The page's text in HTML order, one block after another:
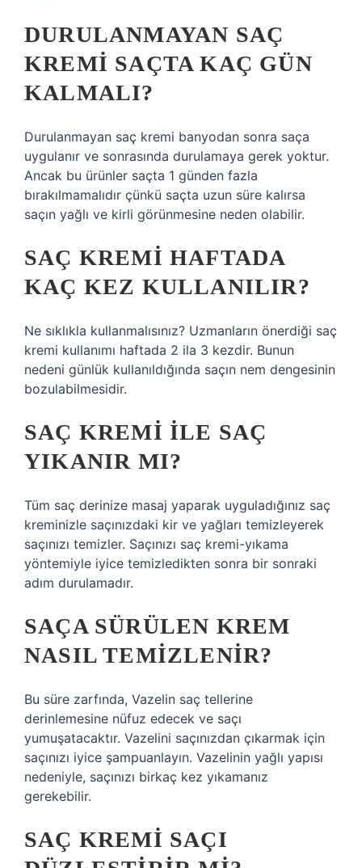
DURULANMAYAN SAÇ
KREMI SAÇTA KAÇ GÜN
KALMALI?
Durulanmayan saç kremi banyodan sonra saça
uygulanır ve sonrasında durulamaya gerek yoktur.
Ancak bu ürünler saçta 1 günden fazla
bırakılmamalıdır çünkü saçta uzun süre kalırsa
saçın yağlı ve kirli görünmesine neden olabilir.
SAÇ KREMI HAFTADA
KAÇ KEZ KULLANILIR?
Ne sıklıkla kullanmalısınız? Uzmanların önerdiği saç
kremi kullanımı haftada 2 ila 3 kezdir. Bunun
nedeni günlük kullanıldığında saçın nem dengesinin
bozulabilmesidir.
SAÇ KREMI ILE SAÇ
YIKANIR MI?
Tüm saç derinize masaj yaparak uyguladığınız saç
kreminizle saçınızdaki kir ve yağları temizleyerek
saçınızı temizler. Saçınızı saç kremi-yıkama
yöntemiyle iyice temizledikten sonra bir sonraki
adım durulamadır.
SAÇA SÜRÜLEN KREM
NASIL TEMIZLENIR?
Bu süre zarfında, Vazelin saç tellerine
derinlemesine nüfuz edecek ve saçı
yumuşatacaktır. Vazelini saçınızdan çıkarmak için
saçınızı iyice şampuanlayın. Vazelinin yağlı yapısı
nedeniyle, saçınızı birkaç kez yıkamanız
gerekebilir.
SAÇ KREMI SAÇI